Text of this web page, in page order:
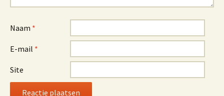
Naam *
E-mail *
Site